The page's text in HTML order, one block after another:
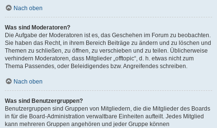
Nach oben
Was sind Moderatoren?
Die Aufgabe der Moderatoren ist es, das Geschehen im Forum zu beobachten.
Sie haben das Recht, in ihrem Bereich Beiträge zu ändern und zu löschen und
Themen zu schließen, zu öffnen, zu verschieben und zu teilen. Üblicherweise
verhindern Moderatoren, dass Mitglieder „offtopic“, d. h. etwas nicht zum
Thema Passendes, oder Beleidigendes bzw. Angreifendes schreiben.
Nach oben
Was sind Benutzergruppen?
Benutzergruppen sind Gruppen von Mitgliedern, die die Mitglieder des Boards
in für die Board-Administration verwaltbare Einheiten aufteilt. Jedes Mitglied
kann mehreren Gruppen angehören und jeder Gruppe können